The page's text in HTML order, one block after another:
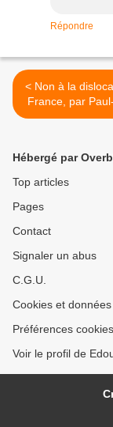
Répondre
< Non à la dislocation de la
France, par Paul-
Limbert.
Hébergé par
Top articles
Pages
Contact
Signaler un abus
C.G.U.
Cookies et
Préférences cookies
Voir le profil de